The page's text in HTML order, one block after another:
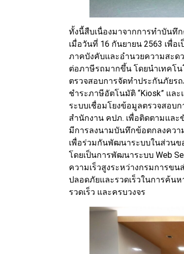
ทั้งนี้สืบเนื่องมาจากการทำบันทึ
เมื่อวันที่ 16 กันยายน 2563 เพื่
ภาคบังคับและอำนวยความสะด
ต่อภาษีรถมากขึ้น โดยนำเทคโน
ตรวจสอบการจัดทำประกันภัยร
ชำระภาษีอัตโนมัติ “Kiosk” แล
ระบบเชื่อมโยงข้อมูลตรวจสอบ
สำนักงาน คปภ. เพื่อติดตามและ
มีการลงนามบันทึกข้อตกลงควา
เพื่อร่วมกันพัฒนาระบบในส่วนข
โดยเป็นการพัฒนาระบบ Web
ความเร็วสูงระหว่างกรมการข
ปลอดภัยและรวดเร็วในการค้น
รวดเร็ว และครบวงจร